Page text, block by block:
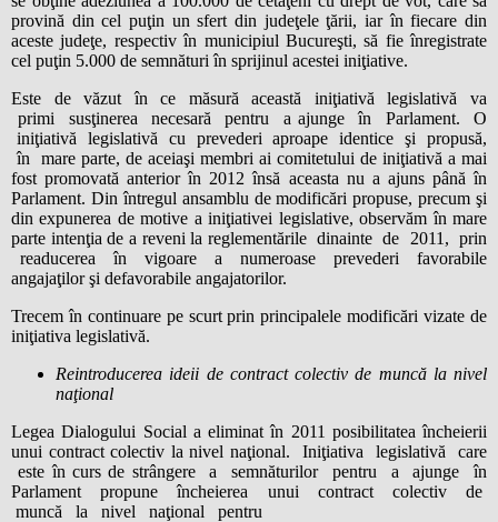
provină din cel puţin un sfert din judeţele ţării, iar în fiecare din
aceste judeţe, respectiv în municipiul Bucureşti, să fie înregistrate
cel puţin 5.000 de semnături în sprijinul acestei iniţiative.
Este de văzut în ce măsură această iniţiativă legislativă va
primi susţinerea necesară pentru a ajunge în Parlament. O
iniţiativă legislativă cu prevederi aproape identice şi propusă,
în mare parte, de aceiaşi membri ai comitetului de iniţiativă a mai
fost promovată anterior în 2012 însă aceasta nu a ajuns până în
Parlament. Din întregul ansamblu de modificări propuse, precum şi
din expunerea de motive a iniţiativei legislative, observăm în mare
parte intenţia de a reveni la reglementările dinainte de 2011, prin
readucerea în vigoare a numeroase prevederi favorabile
angajaţilor şi defavorabile angajatorilor.
Trecem în continuare pe scurt prin principalele modificări vizate de
iniţiativa legislativă.
Reintroducerea ideii de contract colectiv de muncă la nivel
naţional
Legea Dialogului Social a eliminat în 2011 posibilitatea încheierii
unui contract colectiv la nivel naţional. Iniţiativa legislativă care
este în curs de strângere a semnăturilor pentru a ajunge în
Parlament propune încheierea unui contract colectiv de
muncă la nivel naţional pentru